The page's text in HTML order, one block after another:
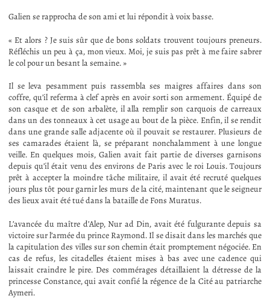
Galien se rapprocha de son ami et lui répondit à voix basse.
« Et alors ? Je suis sûr que de bons soldats trouvent toujours preneurs.
Réfléchis un peu à ça, mon vieux. Moi, je suis pas prêt à me faire sabrer
le col pour un besant la semaine. »
Il se leva pesamment puis rassembla ses maigres affaires dans son
coffre, qu’il referma à clef après en avoir sorti son armement. Équipé de
son casque et de son arbalète, il alla remplir son carquois de carreaux
dans un des tonneaux à cet usage au bout de la pièce. Enfin, il se rendit
dans une grande salle adjacente où il pouvait se restaurer. Plusieurs de
ses camarades étaient là, se préparant nonchalamment à une longue
veille. En quelques mois, Galien avait fait partie de diverses garnisons
depuis qu’il était venu des environs de Paris avec le roi Louis. Toujours
prêt à accepter la moindre tâche militaire, il avait été recruté quelques
jours plus tôt pour garnir les murs de la cité, maintenant que le seigneur
des lieux avait été tué dans la bataille de Fons Muratus.
L’avancée du maître d’Alep, Nur ad Din, avait été fulgurante depuis sa
victoire sur l’armée du prince Raymond. Il se disait dans les marchés que
la capitulation des villes sur son chemin était promptement négociée. En
cas de refus, les citadelles étaient mises à bas avec une cadence qui
laissait craindre le pire. Des commérages détaillaient la détresse de la
princesse Constance, qui avait confié la régence de la Cité au patriarche
Aymeri.